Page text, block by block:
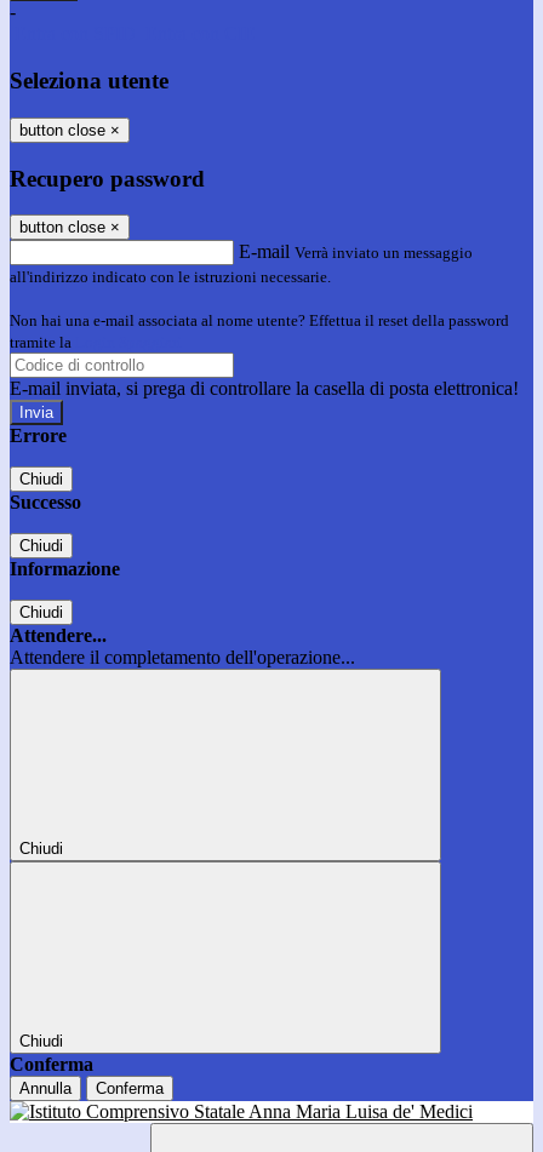
-
Seleziona utente
button close ×
Recupero password
button close ×
E-mail Verrà inviato un messaggio
all'indirizzo indicato con le istruzioni necessarie.
Non hai una e-mail associata al nome utente? Effettua il reset della password
tramite la
E-mail inviata, si prega di controllare la casella di posta elettronica!
Errore
Chiudi
Successo
Chiudi
Informazione
Chiudi
Attendere...
Attendere il completamento dell'operazione...
Chiudi
Chiudi
Conferma
Annulla Conferma